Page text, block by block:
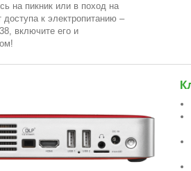
на пикник или в поход на
к электропитанию –
включите его и